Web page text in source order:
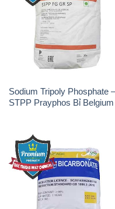
Sodium Tripoly Phosphate –
STPP Prayphos Bỉ Belgium
Sodium Bicarbonate – Bicar
NaHCO3 Hunan Trung Quốc